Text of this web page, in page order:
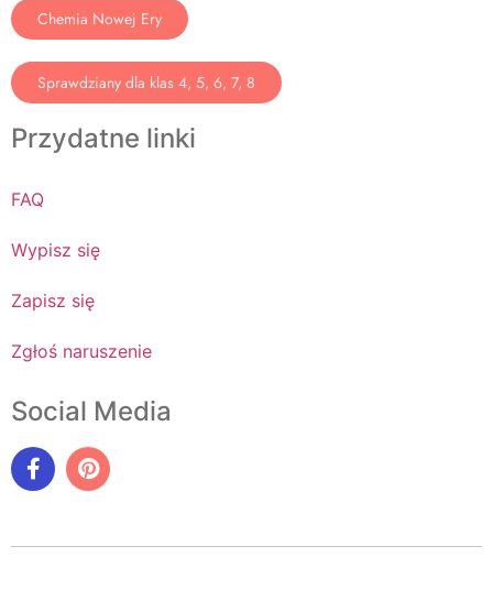
Chemia Nowej Ery
Sprawdziany dla klas 4, 5, 6, 7, 8
Przydatne linki
FAQ
Wypisz się
Zapisz się
Zgłoś naruszenie
Social Media